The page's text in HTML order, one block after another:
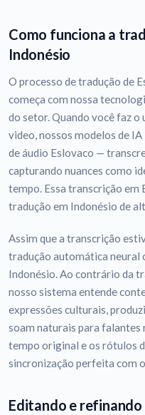
Como funciona a
Indonésio
O processo de tradução de
começa com nossa
do setor. Quando você faz o
video, nossos modelos de
de áudio Eslovaco —
capturando nuances como
tempo. Essa transcrição em
tradução em Indonésio de
Assim que a transcrição
tradução automática neural
Indonésio. Ao contrário da
nosso sistema entende
expressões culturais,
soam naturais para falantes
tempo original e os rótulos
sincronização perfeita com
Editando e